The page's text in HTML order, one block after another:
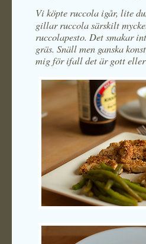
Viköpte ruccola igår, lite
gillar ruccola särskilt
ruccolapesto. Det smakar
gräs. Snäll men ganska
mig för ifall det är gott